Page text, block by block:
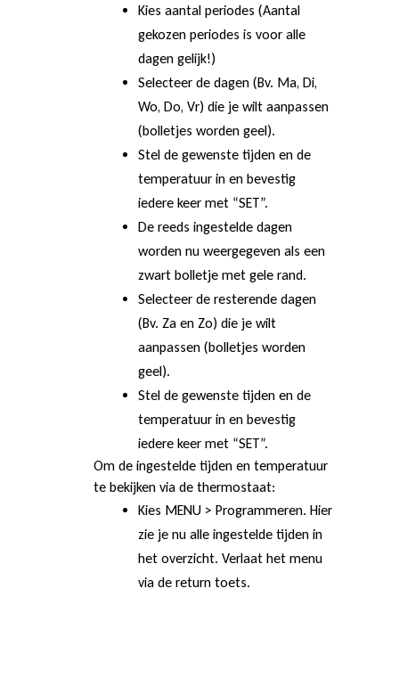
Kies aantal periodes (Aantal
gekozen periodes is voor alle
dagen gelijk!)
Selecteer de dagen (Bv. Ma, Di,
Wo, Do, Vr) die je wilt aanpassen
(bolletjes worden geel).
Stel de gewenste tijden en de
temperatuur in en bevestig
iedere keer met “SET”.
De reeds ingestelde dagen
worden nu weergegeven als een
zwart bolletje met gele rand.
Selecteer de resterende dagen
(Bv. Za en Zo) die je wilt
aanpassen (bolletjes worden
geel).
Stel de gewenste tijden en de
temperatuur in en bevestig
iedere keer met “SET”.
Om de ingestelde tijden en temperatuur
te bekijken via de thermostaat:
Kies MENU > Programmeren. Hier
zie je nu alle ingestelde tijden in
het overzicht. Verlaat het menu
via de return toets.